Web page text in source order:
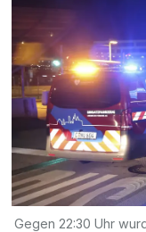
Gegen 22:30 Uhr